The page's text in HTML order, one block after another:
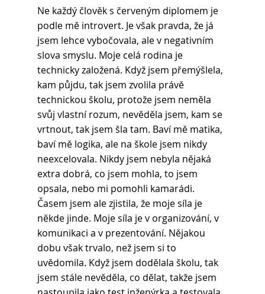
Ne každý člověk s červeným diplomem je
podle mě introvert. Je však pravda, že já
jsem lehce vybočovala, ale v negativním
slova smyslu. Moje celá rodina je
technicky založená. Když jsem přemýšlela,
kam půjdu, tak jsem zvolila právě
technickou školu, protože jsem neměla
svůj vlastní rozum, nevěděla jsem, kam se
vrtnout, tak jsem šla tam. Baví mě matika,
baví mě logika, ale na škole jsem nikdy
neexcelovala. Nikdy jsem nebyla nějaká
extra dobrá, co jsem mohla, to jsem
opsala, nebo mi pomohli kamarádi.
Časem jsem ale zjistila, že moje síla je
někde jinde. Moje síla je v organizování, v
komunikaci a v prezentování. Nějakou
dobu však trvalo, než jsem si to
uvědomila. Když jsem dodělala školu, tak
jsem stále nevěděla, co dělat, takže jsem